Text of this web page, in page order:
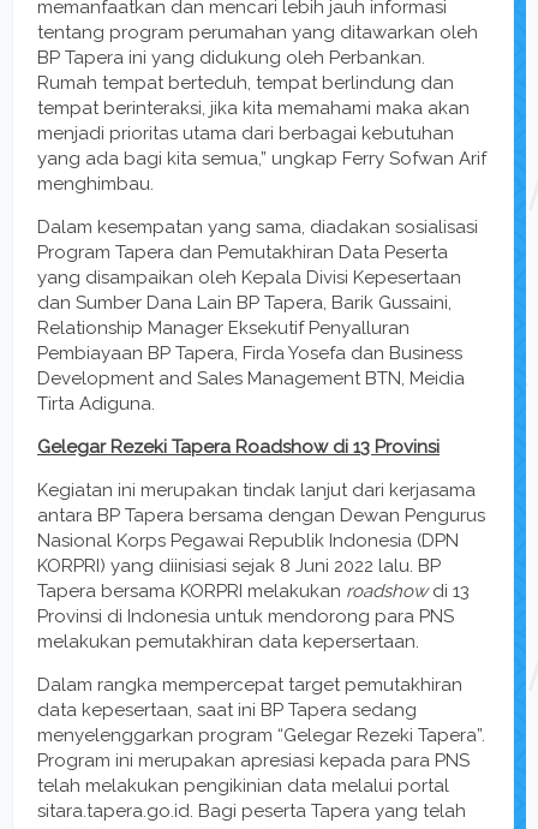
memanfaatkan dan mencari lebih jauh informasi
tentang program perumahan yang ditawarkan oleh
BP Tapera ini yang didukung oleh Perbankan.
Rumah tempat berteduh, tempat berlindung dan
tempat berinteraksi, jika kita memahami maka akan
menjadi prioritas utama dari berbagai kebutuhan
yang ada bagi kita semua,” ungkap Ferry Sofwan Arif
menghimbau.
Dalam kesempatan yang sama, diadakan sosialisasi
Program Tapera dan Pemutakhiran Data Peserta
yang disampaikan oleh Kepala Divisi Kepesertaan
dan Sumber Dana Lain BP Tapera, Barik Gussaini,
Relationship Manager Eksekutif Penyalluran
Pembiayaan BP Tapera, Firda Yosefa dan Business
Development and Sales Management BTN, Meidia
Tirta Adiguna.
Gelegar Rezeki Tapera Roadshow di 13 Provinsi
Kegiatan ini merupakan tindak lanjut dari kerjasama
antara BP Tapera bersama dengan Dewan Pengurus
Nasional Korps Pegawai Republik Indonesia (DPN
KORPRI) yang diinisiasi sejak 8 Juni 2022 lalu. BP
Tapera bersama KORPRI melakukan roadshowdi 13
Provinsi di Indonesia untuk mendorong para PNS
melakukan pemutakhiran data kepersertaan.
Dalam rangka mempercepat target pemutakhiran
data kepesertaan, saat ini BP Tapera sedang
menyelenggarkan program “Gelegar Rezeki Tapera”.
Program ini merupakan apresiasi kepada para PNS
telah melakukan pengikinian data melalui portal
sitara.tapera.go.id. Bagi peserta Tapera yang telah